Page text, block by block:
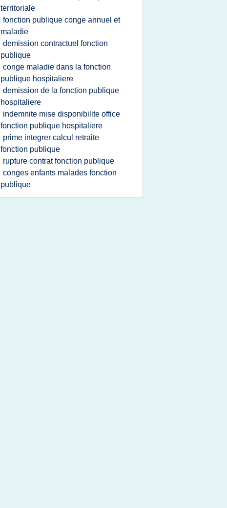
territoriale
fonction publique conge annuel et
maladie
demission contractuel fonction
publique
conge maladie dans la fonction
publique hospitaliere
demission de la fonction publique
hospitaliere
indemnite mise disponibilite office
fonction publique hospitaliere
prime integrer calcul retraite
fonction publique
rupture contrat fonction publique
conges enfants malades fonction
publique